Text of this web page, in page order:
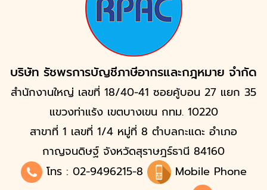
บริษัท รัชพรการบัญชีภาษีอากรและกฎหมาย จำกัด
สำนักงานใหญ่ เลขที่ 18/40-41 ซอยคู้บอน 27 แยก 35
แขวงท่าแร้ง เขตบางเขน กทม. 10220
สาขาที่ 1 เลขที่ 1/4 หมู่ที่ 8 ตำบลกะแดะ อำเภอ
กาญจนดิษฐ์ จังหวัดสุราษฎร์ธานี 84160
โทร : 02-9496215-8
Mobile Phone